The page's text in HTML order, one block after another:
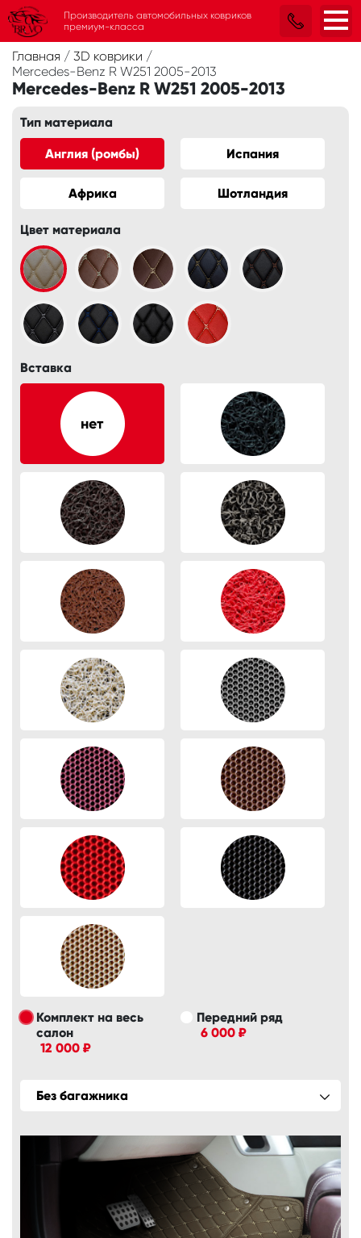
Главная / 3D коврики /
Mercedes-Benz R W251 2005-2013
Mercedes-Benz R W251 2005-2013
Тип материала
Англия (ромбы) Испания
Африка Шотландия
Цвет материала
Вставка
Комплект на весь
салон
12 000 ₽
Передний ряд
6 000 ₽
Без багажника
Производитель автомобильных ковриков
премиум-класса